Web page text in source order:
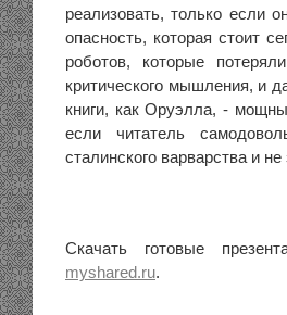
реализовать, только если
опасность, которая стоит
роботов, которые
критического мышления, и
книги, как Оруэлла, -
если читатель
сталинского варварства и
Скачать готовые
myshared.ru.